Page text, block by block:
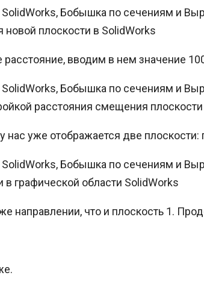
новой плоскости в SolidWorks
вводим в нем значение
расстояния смещения
уже отображается две плоскости:
в графической области SolidWorks
направлении, что и плоскость 1.